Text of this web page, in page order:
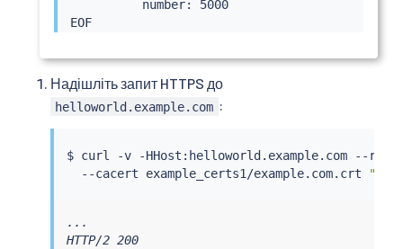
          number: 5000
EOF
Надішліть запит HTTPS до
helloworld.example.com :
$ curl -v -HHost:helloworld.example.com --
  --cacert example_certs1/example.com.crt
...
HTTP/2 200